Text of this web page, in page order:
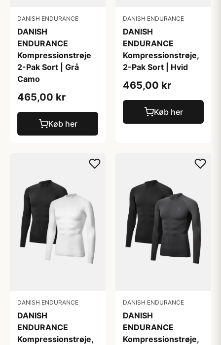
DANISH ENDURANCE
DANISH
ENDURANCE
Kompressionstrøje
2-Pak Sort | Grå
Camo
465,00 kr
Køb her
DANISH ENDURANCE
DANISH
ENDURANCE
Kompressionstrøje,
2-Pak Sort | Hvid
465,00 kr
Køb her
DANISH ENDURANCE
DANISH
ENDURANCE
Kompressionstrøje,
DANISH ENDURANCE
DANISH
ENDURANCE
Kompressionstrøje,